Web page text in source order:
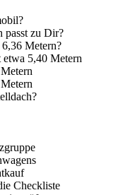
passt zu Dir?
Metern?
5,40 Metern
Checkliste